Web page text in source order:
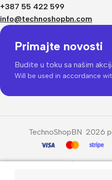
+387 55 422 599
info@technoshopbn.com
Primajte novosti
Budite u toku sa našim
Will be used in accordance
TechnoShopBN 2026